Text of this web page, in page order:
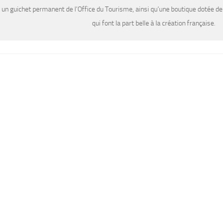
un guichet permanent de l’Office du Tourisme, ainsi qu’une boutique dotée
qui font la part belle à la création française.